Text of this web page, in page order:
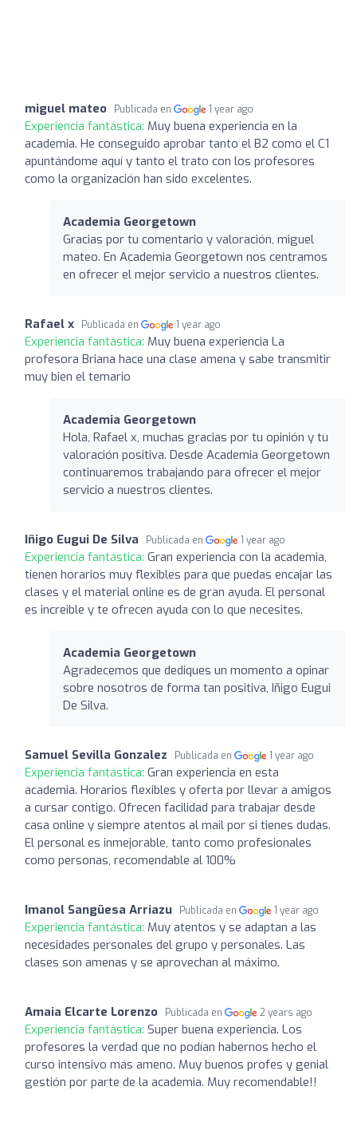
miguel mateo Publicada en 1 year ago
Experiencia fantástica: Muy buena experiencia en la
academia. He conseguido aprobar tanto el B2 como el C1
apuntándome aquí y tanto el trato con los profesores
como la organización han sido excelentes.
Academia Georgetown
Gracias por tu comentario y valoración, miguel
mateo. En Academia Georgetown nos centramos
en ofrecer el mejor servicio a nuestros clientes.
Rafael x Publicada en 1 year ago
Experiencia fantástica: Muy buena experiencia La
profesora Briana hace una clase amena y sabe transmitir
muy bien el temario
Academia Georgetown
Hola, Rafael x, muchas gracias por tu opinión y tu
valoración positiva. Desde Academia Georgetown
continuaremos trabajando para ofrecer el mejor
servicio a nuestros clientes.
Iñigo Eugui De Silva Publicada en 1 year ago
Experiencia fantástica: Gran experiencia con la academia,
tienen horarios muy flexibles para que puedas encajar las
clases y el material online es de gran ayuda. El personal
es increible y te ofrecen ayuda con lo que necesites.
Academia Georgetown
Agradecemos que dediques un momento a opinar
sobre nosotros de forma tan positiva, Iñigo Eugui
De Silva.
Samuel Sevilla Gonzalez Publicada en 1 year ago
Experiencia fantástica: Gran experiencia en esta
academia. Horarios flexibles y oferta por llevar a amigos
a cursar contigo. Ofrecen facilidad para trabajar desde
casa online y siempre atentos al mail por si tienes dudas.
El personal es inmejorable, tanto como profesionales
como personas, recomendable al 100%
Imanol Sangüesa Arriazu Publicada en 1 year ago
Experiencia fantástica: Muy atentos y se adaptan a las
necesidades personales del grupo y personales. Las
clases son amenas y se aprovechan al máximo.
Amaia Elcarte Lorenzo Publicada en 2 years ago
Experiencia fantástica: Super buena experiencia. Los
profesores la verdad que no podían habernos hecho el
curso intensivo más ameno. Muy buenos profes y genial
gestión por parte de la academia. Muy recomendable!!